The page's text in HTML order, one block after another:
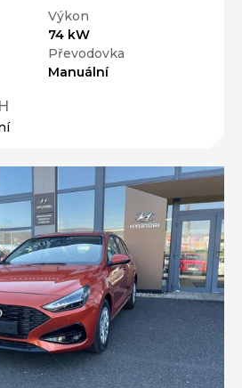
Výkon
74 kW
Převodovka
Manuální